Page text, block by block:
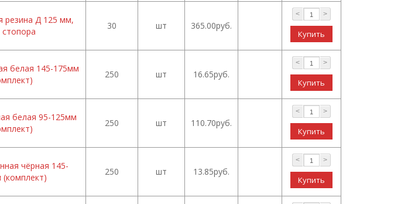
резина Д 125 мм,
стопора
30 шт 365.00руб.
< >
белая 145-175мм
250 шт 16.65руб.
< >
белая 95-125мм
250 шт 110.70руб.
< >
чёрная 145-
250 шт 13.85руб.
< >